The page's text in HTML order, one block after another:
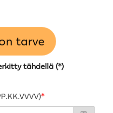
tarve
tähdellä (*)